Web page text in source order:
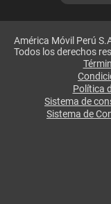
América Móvil Perú
Todos los derechos
Política
Sistema de
Sistema de